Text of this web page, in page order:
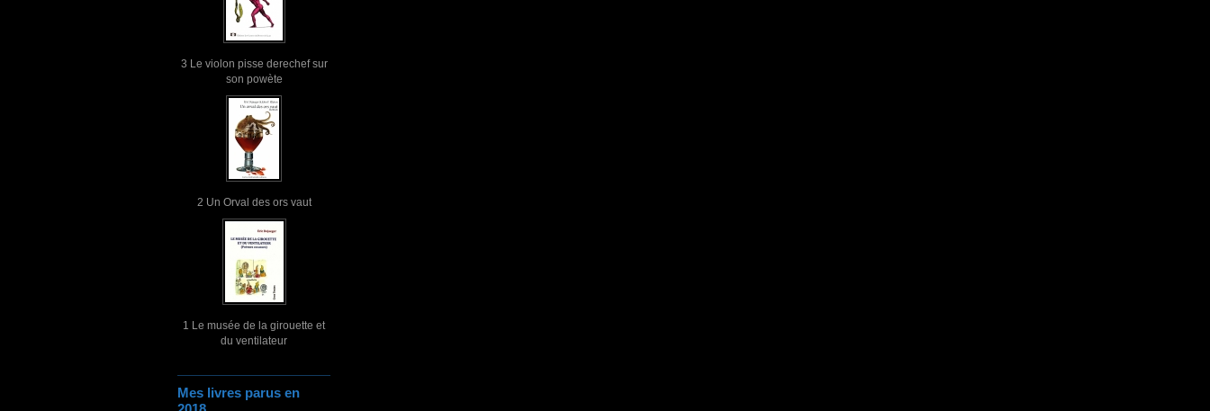
3 Le violon pisse derechef sur
son powète
2 Un Orval des ors vaut
1 Le musée de la girouette et
du ventilateur
Mes livres parus en